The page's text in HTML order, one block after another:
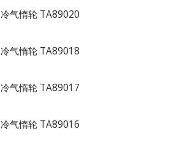
冷气惰轮 TA89020
冷气惰轮 TA89018
冷气惰轮 TA89017
冷气惰轮 TA89016